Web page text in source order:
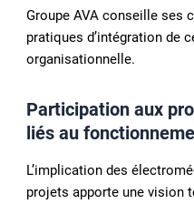
Groupe AVA conseille ses
pratiques d’intégration de
organisationnelle.
Participation aux
liés au
L’implication des
projets apporte une vision